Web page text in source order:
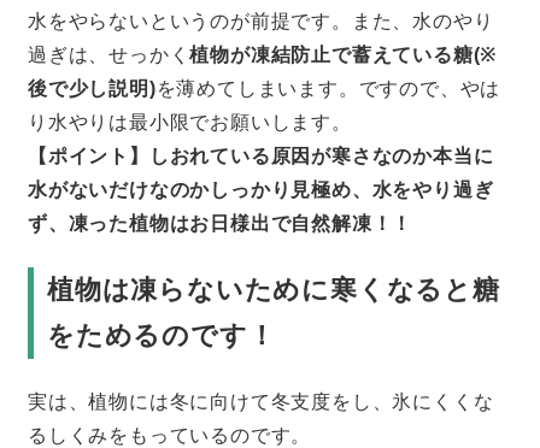
水をやらないというのが前提です。また、水のやり
過ぎは、せっかく植物が凍結防止で蓄えている糖(※
後で少し説明)を薄めてしまいます。ですので、やは
り水やりは最小限でお願いします。
【ポイント】しおれている原因が寒さなのか本当に
水がないだけなのかしっかり見極め、水をやり過ぎ
ず、凍った植物はお日様出で自然解凍！！
植物は凍らないために寒くなると糖
をためるのです！
実は、植物には冬に向けて冬支度をし、氷にくくな
るしくみをもっているのです。